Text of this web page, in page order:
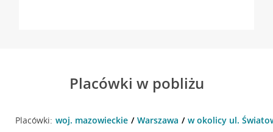
Placówki w pobliżu
Placówki: woj. mazowieckie Warszawa w okolicy ul.